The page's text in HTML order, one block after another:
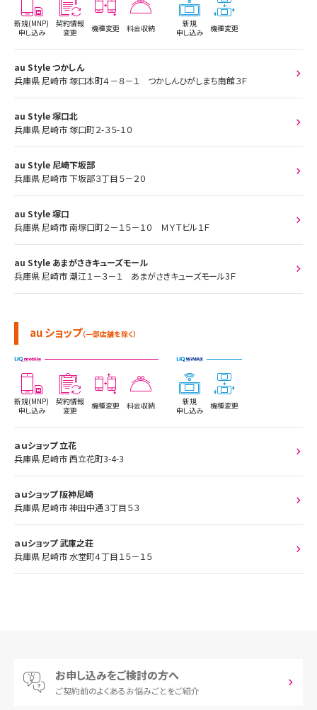
新規(MNP)
申し込み
契約情報
変更
機種変更 料金収納
新規
申し込み
機種変更
au Style つかしん
兵庫県 尼崎市 塚口本町４－８－１ つかしんひがしまち南館３Ｆ
au Style 塚口北
兵庫県 尼崎市 塚口町２-３５-１０
au Style 尼崎下坂部
兵庫県 尼崎市 下坂部３丁目５－２０
au Style 塚口
兵庫県 尼崎市 南塚口町２－１５－１０ ＭＹＴビル１Ｆ
au Style あまがさきキューズモール
兵庫県 尼崎市 潮江１－３－１ あまがさきキューズモール3Ｆ
au ショップ（一部店舗を除く）
新規(MNP)
申し込み
契約情報
変更
機種変更 料金収納
新規
申し込み
機種変更
ａｕショップ 立花
兵庫県 尼崎市 西立花町3-4-3
ａｕショップ 阪神尼崎
兵庫県 尼崎市 神田中通３丁目５３
ａｕショップ 武庫之荘
兵庫県 尼崎市 水堂町４丁目１５－１５
お申し込みをご検討の方へ
ご契約前のよくあるお悩みごとをご紹介